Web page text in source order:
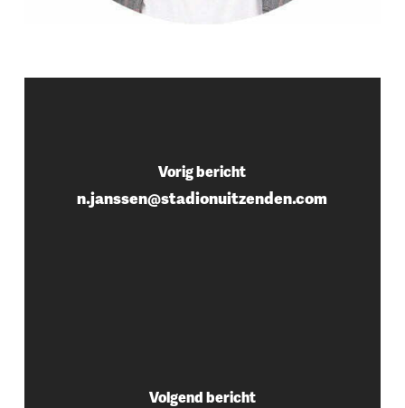
Vorig bericht
n.janssen@stadionuitzenden.com
Volgend bericht